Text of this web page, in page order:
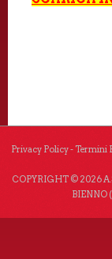
Privacy Policy- Termini
COPYRIGHT © 2026
BIENNO